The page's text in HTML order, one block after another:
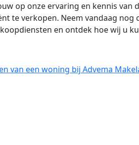
op onze ervaring en kennis van
te verkopen. Neem vandaag
en ontdek hoe wij u
van een woning bij Advema